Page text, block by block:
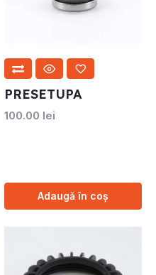
PRESETUPA
100.00 lei
Adaugă în coș